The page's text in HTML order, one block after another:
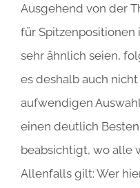
Ausgehend von der
für
sehr ähnlich seien,
es deshalb auch
aufwendigen
einen deutlich
beabsichtigt, wo alle
Allenfalls gilt: Wer